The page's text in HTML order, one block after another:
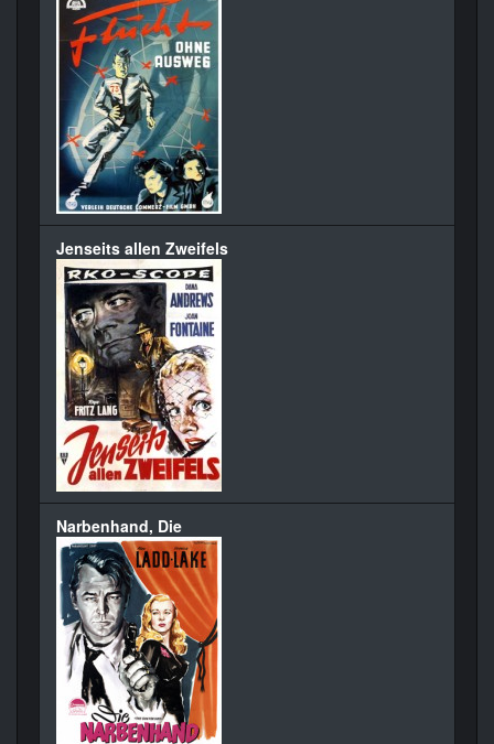
Jenseits allen Zweifels
Narbenhand, Die